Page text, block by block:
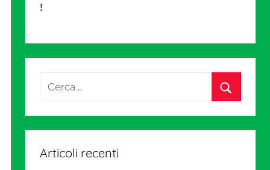
!
Articoli recenti